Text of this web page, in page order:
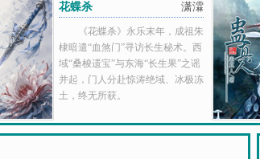
潇瀮
花蝶杀
《花蝶杀》永乐末年，成祖朱
棣暗遣“血煞门”寻访长生秘术。西
域“桑梭遗宝”与东海“长生果”之谣
并起，门人分赴惊涛绝域、冰极冻
土，终无所获。